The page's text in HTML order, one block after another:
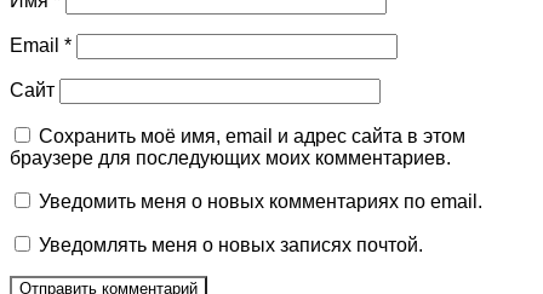
Email *
Сайт
Сохранить моё имя, email и адрес сайта в этом
браузере для последующих моих комментариев.
Уведомить меня о новых комментариях по email.
Уведомлять меня о новых записях почтой.